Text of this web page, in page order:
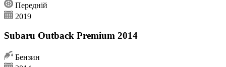
Передній
2019
Subaru Outback Premium 2014
Бензин